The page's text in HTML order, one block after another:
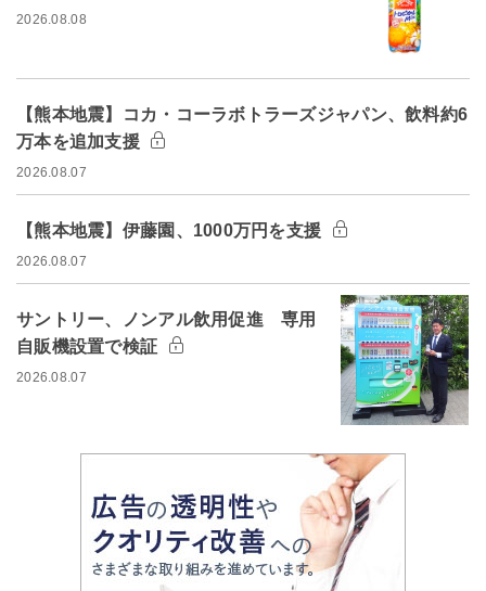
2026.08.08
【熊本地震】コカ・コーラボトラーズジャパン、飲料約6
万本を追加支援
2026.08.07
【熊本地震】伊藤園、1000万円を支援
2026.08.07
サントリー、ノンアル飲用促進 専用
自販機設置で検証
2026.08.07